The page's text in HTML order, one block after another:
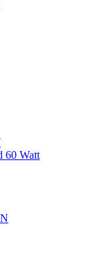
60 Watt